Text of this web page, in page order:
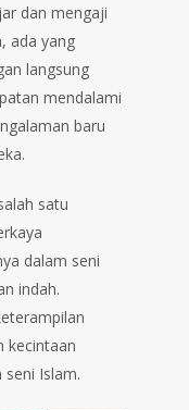
dan mengaji
ada yang
langsung
mendalami
baru
satu
dalam seni
indah.
kecintaan
seni Islam.